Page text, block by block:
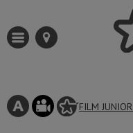
FILM JUNIOR